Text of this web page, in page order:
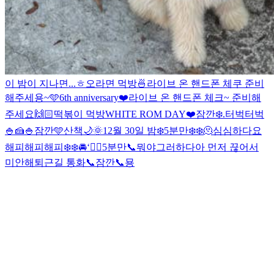
이 밤이 지나면...ㅎ 오라면 먹방🍜 라이브 온 핸드폰 체쿠 준비
해주세용~🩵6th anniversary❤️라이브 온 핸드폰 체크~ 준비해
주세요 🙌🏻떡볶이 먹방WHITE ROM DAY❤️잠깐❄️.터벅터벅
🍚🍰🍚 잠깐🩵산책🌙🌞12월 30일 밤❄️5분만❄️❄️🫠심심하다요
해피해피해피❄️❄️🚘‘😶‍🌫️5분만📞뭐야그러하다아 먼저 끊어서
미안해 퇴근길 통화📞잠깐📞묭